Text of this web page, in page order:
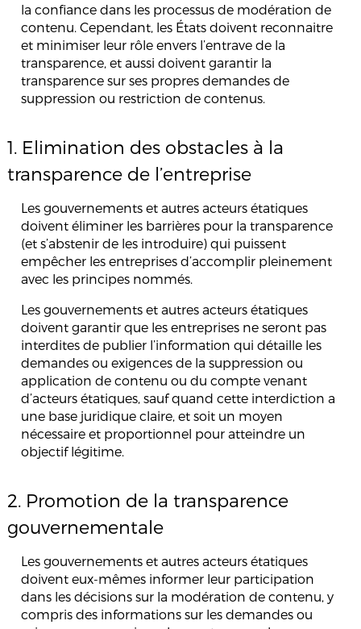
la confiance dans les processus de modération de
contenu. Cependant, les États doivent reconnaitre
et minimiser leur rôle envers l’entrave de la
transparence, et aussi doivent garantir la
transparence sur ses propres demandes de
suppression ou restriction de contenus.
1. Elimination des obstacles à la
transparence de l’entreprise
Les gouvernements et autres acteurs étatiques
doivent éliminer les barrières pour la transparence
(et s’abstenir de les introduire) qui puissent
empêcher les entreprises d’accomplir pleinement
avec les principes nommés.
Les gouvernements et autres acteurs étatiques
doivent garantir que les entreprises ne seront pas
interdites de publier l’information qui détaille les
demandes ou exigences de la suppression ou
application de contenu ou du compte venant
d’acteurs étatiques, sauf quand cette interdiction a
une base juridique claire, et soit un moyen
nécessaire et proportionnel pour atteindre un
objectif légitime.
2. Promotion de la transparence
gouvernementale
Les gouvernements et autres acteurs étatiques
doivent eux-mêmes informer leur participation
dans les décisions sur la modération de contenu, y
compris des informations sur les demandes ou